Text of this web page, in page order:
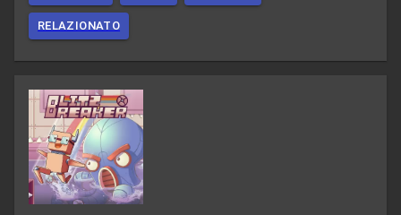
RELAZIONATO